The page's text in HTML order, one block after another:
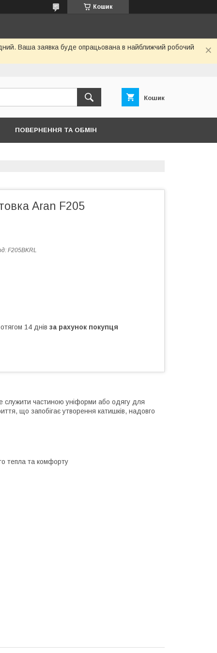
Кошик
Ваша заявка буде опрацьована в найближчий робочий
Кошик
ПОВЕРНЕННЯ ТА ОБМІН
Aran F205
F205BKRL
14 днів за рахунок покупця
служити частиною уніформи або одягу для
що запобігає утворення катишків, надовго
тепла та комфорту